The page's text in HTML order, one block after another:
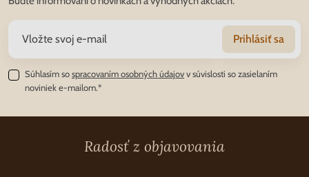
Prihlásiť sa
Súhlasím sospracovaním osobných údajovv súvislosti so zasielaním
noviniek e-mailom.*
Radosť z objavovania